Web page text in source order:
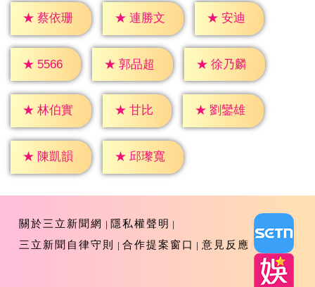
★ 蔡依珊 ★ 連勝文 ★ 安迪
★ 5566 ★ 郭品超 ★ 徐乃麟
★ 林伯實 ★ 甘比 ★ 劉鑾雄
★ 陳凱韻 ★ 邱瓈寬
關於三立新聞網
隱私權聲明
三立新聞自律守則
合作提案窗口 意見反應